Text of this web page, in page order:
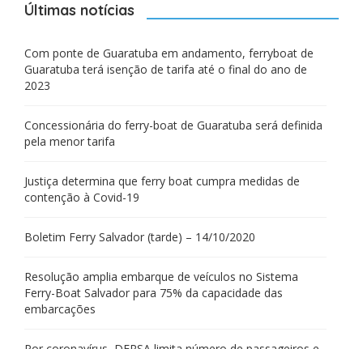
Últimas notícias
Com ponte de Guaratuba em andamento, ferryboat de
Guaratuba terá isenção de tarifa até o final do ano de
2023
Concessionária do ferry-boat de Guaratuba será definida
pela menor tarifa
Justiça determina que ferry boat cumpra medidas de
contenção à Covid-19
Boletim Ferry Salvador (tarde) – 14/10/2020
Resolução amplia embarque de veículos no Sistema
Ferry-Boat Salvador para 75% da capacidade das
embarcações